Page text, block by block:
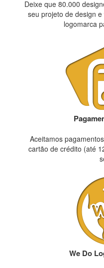
Deixe que 80.000
seu projeto de design
logomarca
Aceitamos
cartão de crédito (até
We Do